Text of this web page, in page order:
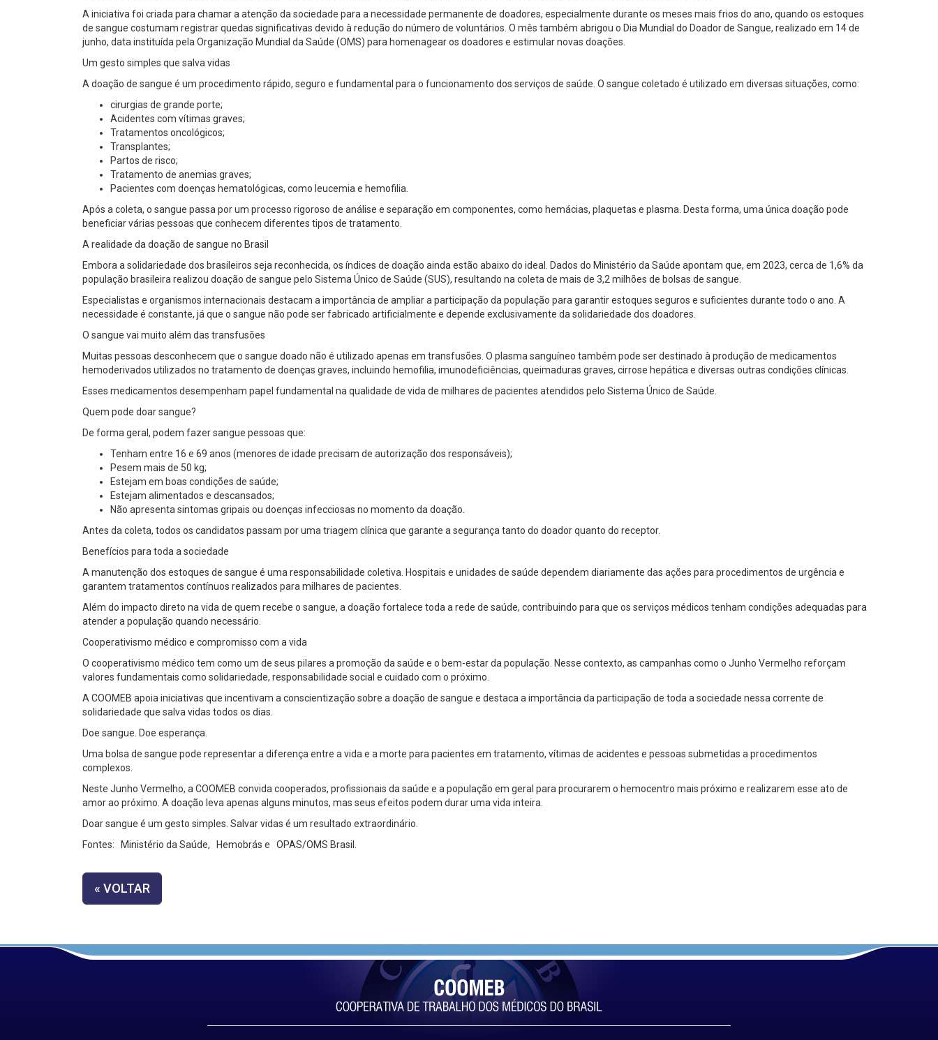
A iniciativa foi criada para chamar a atenção da sociedade para a necessidade permanente de doadores, especialmente durante os meses mais frios do ano, quando os estoques
de sangue costumam registrar quedas significativas devido à redução do número de voluntários. O mês também abrigou o Dia Mundial do Doador de Sangue, realizado em 14 de
junho, data instituída pela Organização Mundial da Saúde (OMS) para homenagear os doadores e estimular novas doações.
Um gesto simples que salva vidas
A doação de sangue é um procedimento rápido, seguro e fundamental para o funcionamento dos serviços de saúde. O sangue coletado é utilizado em diversas situações, como:
cirurgias de grande porte;
Acidentes com vítimas graves;
Tratamentos oncológicos;
Transplantes;
Partos de risco;
Tratamento de anemias graves;
Pacientes com doenças hematológicas, como leucemia e hemofilia.
Após a coleta, o sangue passa por um processo rigoroso de análise e separação em componentes, como hemácias, plaquetas e plasma. Desta forma, uma única doação pode
beneficiar várias pessoas que conhecem diferentes tipos de tratamento.
A realidade da doação de sangue no Brasil
Embora a solidariedade dos brasileiros seja reconhecida, os índices de doação ainda estão abaixo do ideal. Dados do Ministério da Saúde apontam que, em 2023, cerca de 1,6% da
população brasileira realizou doação de sangue pelo Sistema Único de Saúde (SUS), resultando na coleta de mais de 3,2 milhões de bolsas de sangue.
Especialistas e organismos internacionais destacam a importância de ampliar a participação da população para garantir estoques seguros e suficientes durante todo o ano. A
necessidade é constante, já que o sangue não pode ser fabricado artificialmente e depende exclusivamente da solidariedade dos doadores.
O sangue vai muito além das transfusões
Muitas pessoas desconhecem que o sangue doado não é utilizado apenas em transfusões. O plasma sanguíneo também pode ser destinado à produção de medicamentos
hemoderivados utilizados no tratamento de doenças graves, incluindo hemofilia, imunodeficiências, queimaduras graves, cirrose hepática e diversas outras condições clínicas.
Esses medicamentos desempenham papel fundamental na qualidade de vida de milhares de pacientes atendidos pelo Sistema Único de Saúde.
Quem pode doar sangue?
De forma geral, podem fazer sangue pessoas que:
Tenham entre 16 e 69 anos (menores de idade precisam de autorização dos responsáveis);
Pesem mais de 50 kg;
Estejam em boas condições de saúde;
Estejam alimentados e descansados;
Não apresenta sintomas gripais ou doenças infecciosas no momento da doação.
Antes da coleta, todos os candidatos passam por uma triagem clínica que garante a segurança tanto do doador quanto do receptor.
Benefícios para toda a sociedade
A manutenção dos estoques de sangue é uma responsabilidade coletiva. Hospitais e unidades de saúde dependem diariamente das ações para procedimentos de urgência e
garantem tratamentos contínuos realizados para milhares de pacientes.
Além do impacto direto na vida de quem recebe o sangue, a doação fortalece toda a rede de saúde, contribuindo para que os serviços médicos tenham condições adequadas para
atender a população quando necessário.
Cooperativismo médico e compromisso com a vida
O cooperativismo médico tem como um de seus pilares a promoção da saúde e o bem-estar da população. Nesse contexto, as campanhas como o Junho Vermelho reforçam
valores fundamentais como solidariedade, responsabilidade social e cuidado com o próximo.
A COOMEB apoia iniciativas que incentivam a conscientização sobre a doação de sangue e destaca a importância da participação de toda a sociedade nessa corrente de
solidariedade que salva vidas todos os dias.
Doe sangue. Doe esperança.
Uma bolsa de sangue pode representar a diferença entre a vida e a morte para pacientes em tratamento, vítimas de acidentes e pessoas submetidas a procedimentos
complexos.
Neste Junho Vermelho, a COOMEB convida cooperados, profissionais da saúde e a população em geral para procurarem o hemocentro mais próximo e realizarem esse ato de
amor ao próximo. A doação leva apenas alguns minutos, mas seus efeitos podem durar uma vida inteira.
Doar sangue é um gesto simples. Salvar vidas é um resultado extraordinário.
Fontes:
Ministério da Saúde, Hemobrás e OPAS/OMS Brasil.
« VOLTAR